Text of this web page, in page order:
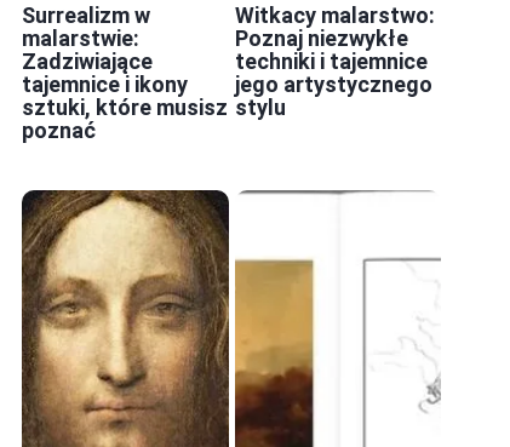
Surrealizm w
malarstwie:
Zadziwiające
tajemnice i ikony
sztuki, które musisz
poznać
Witkacy malarstwo:
Poznaj niezwykłe
techniki i tajemnice
jego artystycznego
stylu